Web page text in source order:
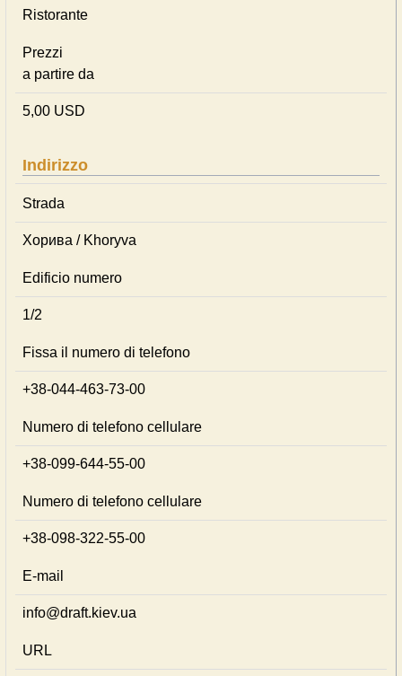
Ristorante
Prezzi
a partire da
5,00 USD
Indirizzo
Strada
Хорива / Khoryva
Edificio numero
1/2
Fissa il numero di telefono
+38-044-463-73-00
Numero di telefono cellulare
+38-099-644-55-00
Numero di telefono cellulare
+38-098-322-55-00
E-mail
info@draft.kiev.ua
URL